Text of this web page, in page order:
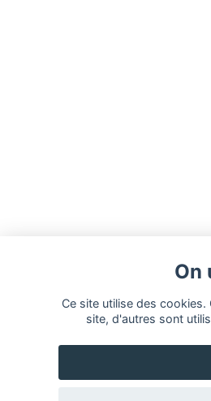
On
Ce site utilise des
site, d'autres sont